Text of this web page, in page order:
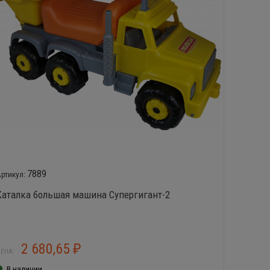
7889
большая машина Супергигант-2
2 680,65 ₽